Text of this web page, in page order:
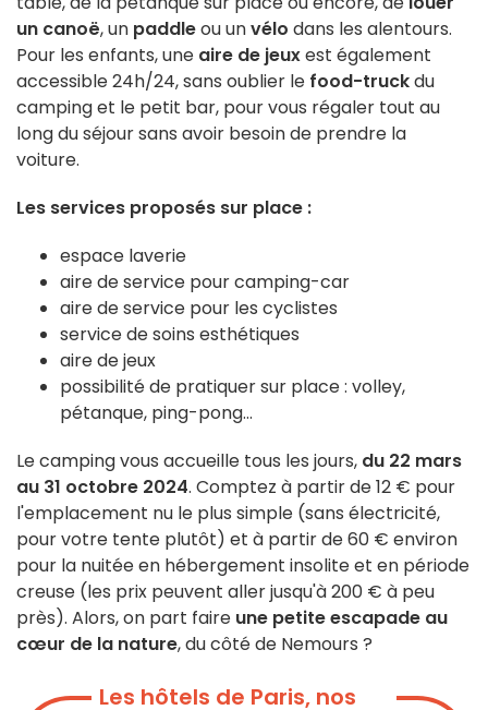
un canoë, un paddleou unvélo dans les alentours.
Pour les enfants, une aire de jeuxest également
accessible 24h/24, sans oublier le food-truckdu
camping et le petit bar, pour vous régaler tout au
long du séjour sans avoir besoin de prendre la
voiture.
Les services proposés sur place :
espace laverie
aire de service pour camping-car
aire de service pour les cyclistes
service de soins esthétiques
aire de jeux
possibilité de pratiquer sur place : volley,
pétanque, ping-pong...
Le camping vous accueille tous les jours, du 22 mars
au 31 octobre 2024. Comptez à partir de 12 € pour
l'emplacement nu le plus simple (sans électricité,
pour votre tente plutôt) et à partir de 60 € environ
pour la nuitée en hébergement insolite et en période
creuse (les prix peuvent aller jusqu'à 200 € à peu
près). Alors, on part faire une petite escapade au
cœur de la nature, du côté de Nemours ?
Les hôtels de Paris, nos